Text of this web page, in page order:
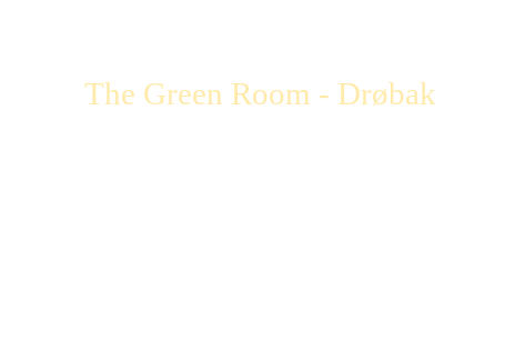
The Green Room - Drøbak